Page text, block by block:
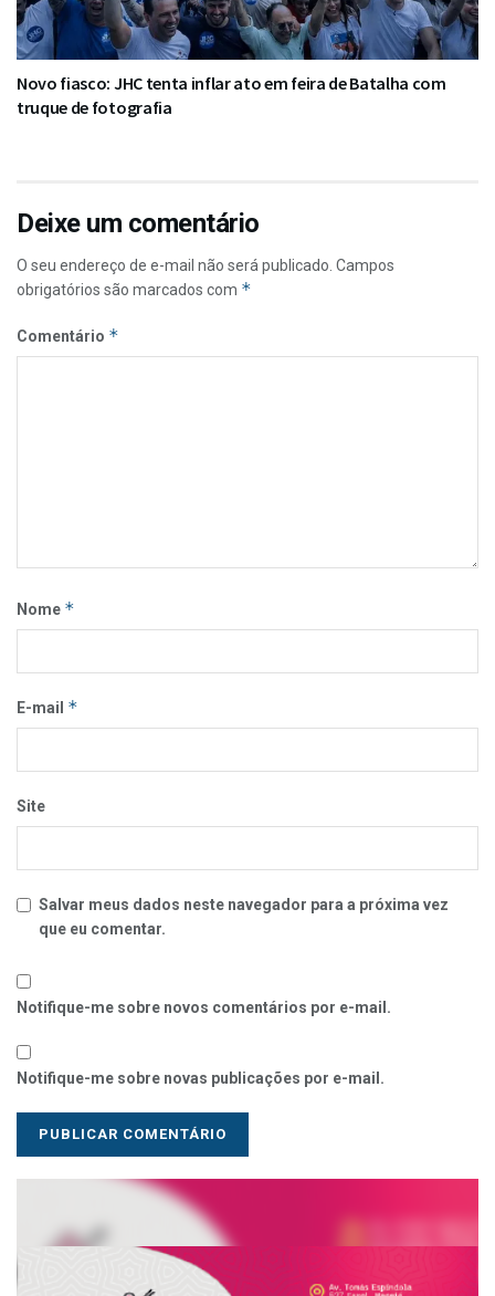
Novo fiasco: JHC tenta inflar ato em feira de Batalha com
truque de fotografia
Deixe um comentário
O seu endereço de e-mail não será publicado. Campos
obrigatórios são marcados com *
Comentário *
Nome *
E-mail *
Site
Salvar meus dados neste navegador para a próxima vez
que eu comentar.
Notifique-me sobre novos comentários por e-mail.
Notifique-me sobre novas publicações por e-mail.